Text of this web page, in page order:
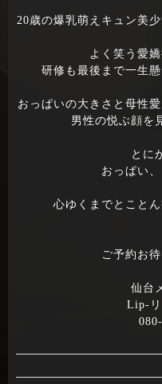
20歳の爆乳萌えキュン美
よく笑う愛
研修も最後まで一生
おっぱいの大きさと母性
男性の悦ぶ顔を
とに
おっぱい
心ゆくまでとこと
ご予約お
仙台
Lip-